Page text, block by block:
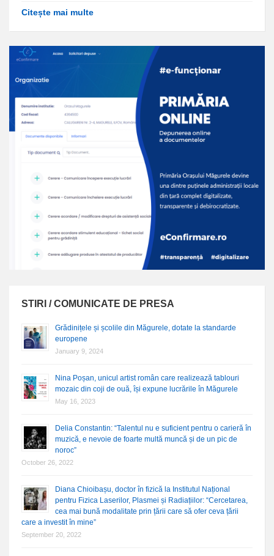
Citește mai multe
STIRI / COMUNICATE DE PRESA
Grădinițele și școlile din Măgurele, dotate la standarde
europene
January 9, 2024
Nina Poșan, unicul artist român care realizează tablouri
mozaic din coji de ouă, își expune lucrările în Măgurele
May 16, 2023
Delia Constantin: “Talentul nu e suficient pentru o carieră în
muzică, e nevoie de foarte multă muncă și de un pic de
noroc”
October 26, 2022
Diana Chioibașu, doctor în fizică la Institutul Național
pentru Fizica Laserilor, Plasmei și Radiațiilor: “Cercetarea,
cea mai bună modalitate prin țării care să ofer ceva țării
care a investit în mine”
September 20, 2022